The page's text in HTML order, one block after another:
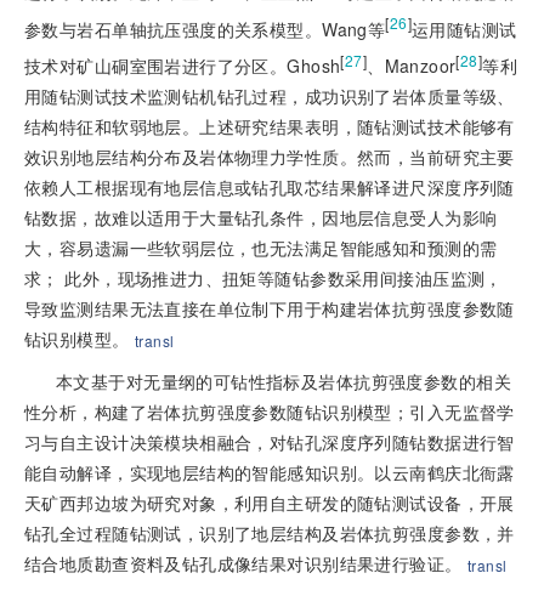
参数与岩石单轴抗压强度的关系模型。Wang等[26]运用随钻测试
技术对矿山硐室围岩进行了分区。Ghosh[27]、Manzoor[28]等利
用随钻测试技术监测钻机钻孔过程，成功识别了岩体质量等级、
结构特征和软弱地层。上述研究结果表明，随钻测试技术能够有
效识别地层结构分布及岩体物理力学性质。然而，当前研究主要
依赖人工根据现有地层信息或钻孔取芯结果解译进尺深度序列随
钻数据，故难以适用于大量钻孔条件，因地层信息受人为影响
大，容易遗漏一些软弱层位，也无法满足智能感知和预测的需
求； 此外，现场推进力、扭矩等随钻参数采用间接油压监测，
导致监测结果无法直接在单位制下用于构建岩体抗剪强度参数随
钻识别模型。
transl
本文基于对无量纲的可钻性指标及岩体抗剪强度参数的相关
性分析，构建了岩体抗剪强度参数随钻识别模型；引入无监督学
习与自主设计决策模块相融合，对钻孔深度序列随钻数据进行智
能自动解译，实现地层结构的智能感知识别。以云南鹤庆北衙露
天矿西邦边坡为研究对象，利用自主研发的随钻测试设备，开展
钻孔全过程随钻测试，识别了地层结构及岩体抗剪强度参数，并
结合地质勘查资料及钻孔成像结果对识别结果进行验证。
transl